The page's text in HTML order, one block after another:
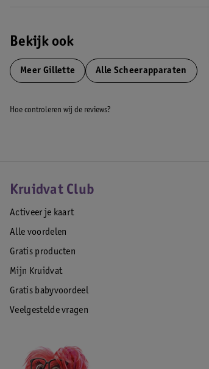
Bekijk ook
Meer Gillette Alle Scheerapparaten
Hoe controleren wij de reviews?
Kruidvat Club
Activeer je kaart
Alle voordelen
Gratis producten
Mijn Kruidvat
Gratis babyvoordeel
Veelgestelde vragen